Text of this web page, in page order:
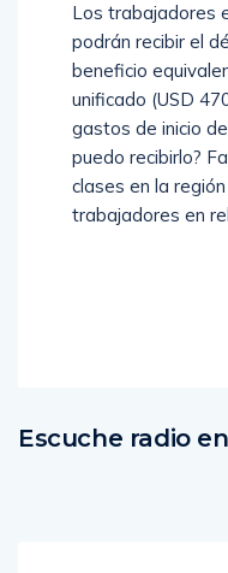
Los trabajadores
podrán recibir el
beneficio
unificado (USD
gastos de inicio
puedo recibirlo?
clases en la
trabajadores en
Escuche radio